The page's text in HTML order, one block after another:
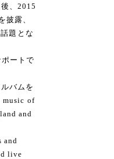
、2015
露、
題とな
ートで
バムを
music of
and
and
live